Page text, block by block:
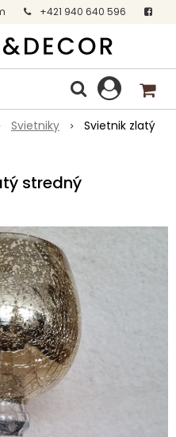
+421 940 640 596
Svietniky
Svietnik zlatý
stredný